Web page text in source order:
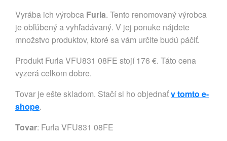
Vyrába ich výrobca Furla. Tento renomovaný výrobca
je obľúbený a vyhľadávaný. V jej ponuke nájdete
množstvo produktov, ktoré sa vám určite budú páčiť.
Produkt Furla VFU831 08FE stojí 176 €. Táto cena
vyzerá celkom dobre.
Tovar je ešte skladom. Stačí si ho objednaťv tomto e-
shope.
Tovar: Furla VFU831 08FE